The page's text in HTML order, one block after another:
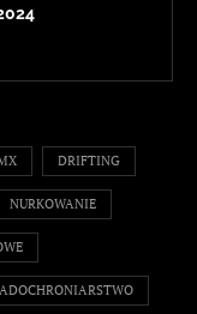
DRIFTING
NURKOWANIE